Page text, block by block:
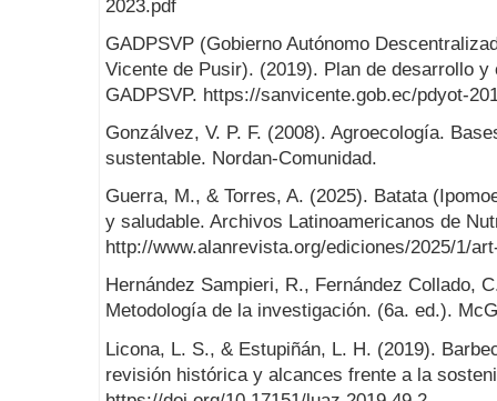
2023.pdf
GADPSVP (Gobierno Autónomo
Vicente de Pusir). (2019). Plan de desarrollo
GADPSVP. https://sanvicente.gob.ec/pdyot-
Gonzálvez, V. P. F. (2008). Agroecología.
sustentable. Nordan-Comunidad.
Guerra, M., & Torres, A. (2025). Batata
y saludable. Archivos Latinoamericanos de
http://www.alanrevista.org/ediciones/2025/1/
Hernández Sampieri, R., Fernández Collado,
Metodología de la investigación. (6a. ed.).
Licona, L. S., & Estupiñán, L. H. (2019).
revisión histórica y alcances frente a la